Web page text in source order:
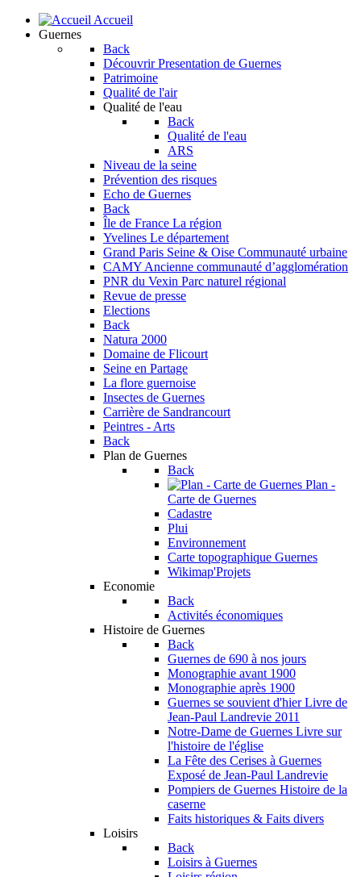
Accueil
Guernes
Back
Découvrir Presentation de Guernes
Patrimoine
Qualité de l'air
Qualité de l'eau
Back
Qualité de l'eau
ARS
Niveau de la seine
Prévention des risques
Echo de Guernes
Back
Île de France La région
Yvelines Le département
Grand Paris Seine & Oise Communauté urbaine
CAMY Ancienne communauté d’agglomération
PNR du Vexin Parc naturel régional
Revue de presse
Elections
Back
Natura 2000
Domaine de Flicourt
Seine en Partage
La flore guernoise
Insectes de Guernes
Carrière de Sandrancourt
Peintres - Arts
Back
Plan de Guernes
Back
Plan -
Carte de Guernes
Cadastre
Plui
Environnement
Carte topographique Guernes
Wikimap'Projets
Economie
Back
Activités économiques
Histoire de Guernes
Back
Guernes de 690 à nos jours
Monographie avant 1900
Monographie après 1900
Guernes se souvient d'hier Livre de
Jean-Paul Landrevie 2011
Notre-Dame de Guernes Livre sur
l'histoire de l'église
La Fête des Cerises à Guernes
Exposé de Jean-Paul Landrevie
Pompiers de Guernes Histoire de la
caserne
Faits historiques & Faits divers
Loisirs
Back
Loisirs à Guernes